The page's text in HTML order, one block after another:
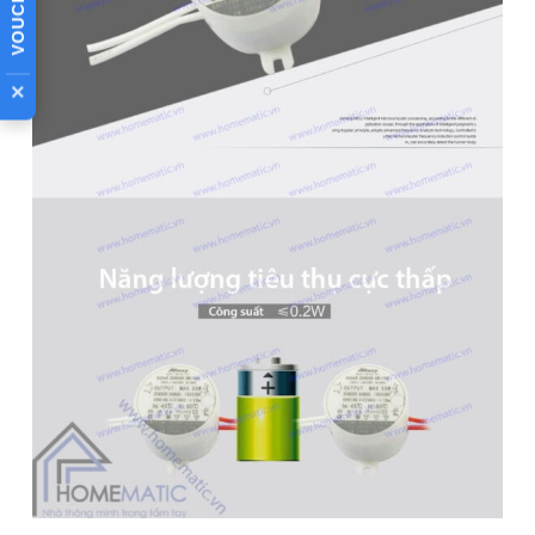
radar + ánh sáng chuyên
dùng cho đèn Led, đèn tiết
kiệm điện
– Bật tắt 1 thiết bị Công suất 5W-35W
Công nghệ cảm ứng chuyển động thông minh : Trang
cảm biên radar
(vi sóng) ứng dụng hiệu ứng Doppler với
công nghệ ăng ten tiên tiến, truyền phát ở tần số cao 5.8Ghz
giúp phát hiện chuyển động 360°, không điểm chết, siêu
nhạy, có thể phát hiện ra chuyển động rất nhỏ, có thể quét
xuyên qua tường, gỗ, kính mỏng v.v…ứng dụng rất tiện lợi.
cảm biến chuyển động sẽ tự động tắt đèn sau
18-25s nếu không phát hiện ra chuyển động nữa.Công tắc
cảm ứng Allmay AM-RS-10Y
khác biệt với các công tắc trên
thị trường ở chỗ nếu vẫn phát hiện ra chuyển động trong thời
gian này, thì tự động gia hạn thêm để đèn không bị tắt “Ngắt
👉 XEM TÍNH NĂNG CÔNG DỤNG
×